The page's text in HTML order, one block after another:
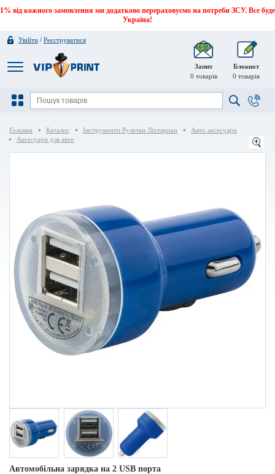
1% від кожного замовлення ми додатково перераховуємо на потреби ЗСУ. Все буде
Україна!
Увійти /Реєструватися
Запит
0 товарів
Блокнот
0 товарів
Головна Каталог Інструменти Рулетки Ліхтарики
Авто аксесуари
Аксесуари для авто
Автомобільна зарядка на 2 USB порта